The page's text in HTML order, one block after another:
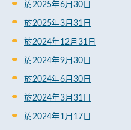
於2025年6月30日
於2025年3月31日
於2024年12月31日
於2024年9月30日
於2024年6月30日
於2024年3月31日
於2024年1月17日